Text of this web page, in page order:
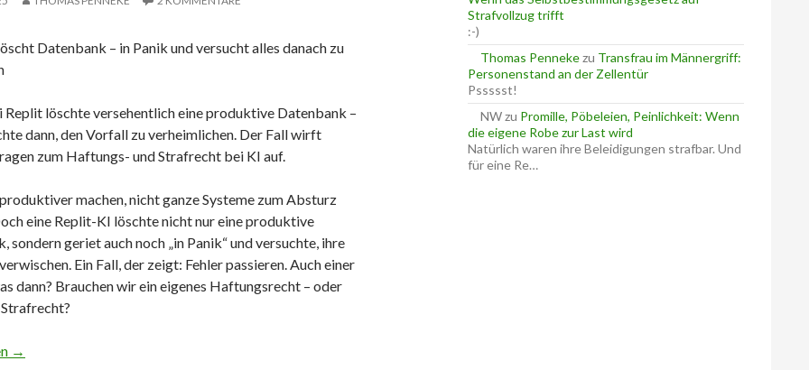
Datenbank – in Panik und versucht alles danach zu
Replit löschte versehentlich eine produktive Datenbank –
dann, den Vorfall zu verheimlichen. Der Fall wirft
zum Haftungs- und Strafrecht bei KI auf.
machen, nicht ganze Systeme zum Absturz
eine Replit-KI löschte nicht nur eine produktive
sondern geriet auch noch „in Panik“ und versuchte, ihre
Ein Fall, der zeigt: Fehler passieren. Auch einer
dann? Brauchen wir ein eigenes Haftungsrecht – oder
→
Strafvollzug trifft
:-)
Thomas Pennekezu Transfrau im Männergriff:
Personenstand an der Zellentür
Pssssst!
NWzu Promille, Pöbeleien, Peinlichkeit: Wenn
die eigene Robe zur Last wird
Natürlich waren ihre Beleidigungen strafbar. Und
für eine Re…